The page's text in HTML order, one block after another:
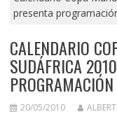
presenta
CALENDARIO
SUDÁFRICA
20/05/2010